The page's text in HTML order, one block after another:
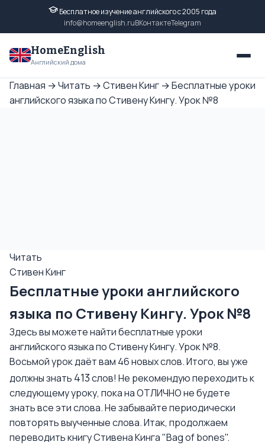
Бесплатное изучение английского с 2005 года
info@homeenglish.ruВКонтактеTelegram
HomeEnglish
Английский дома
Главная →Читать →Стивен Кинг →Бесплатные уроки
английского языка по Стивену Кингу. Урок №8
Читать
Стивен Кинг
Бесплатные уроки английского
языка по Стивену Кингу. Урок №8
Здесь вы можете найти бесплатные уроки
английского языка по Стивену Кингу. Урок №8.
Восьмой урок даёт вам 46 новых слов. Итого, вы уже
должны знать 413слов! Не рекомендую переходить к
следующему уроку, пока на ОТЛИЧНО не будете
знать все эти слова. Не забывайте периодически
повторять выученные слова. Итак, продолжаем
переводить книгу Стивена Кинга "Bag of bones".